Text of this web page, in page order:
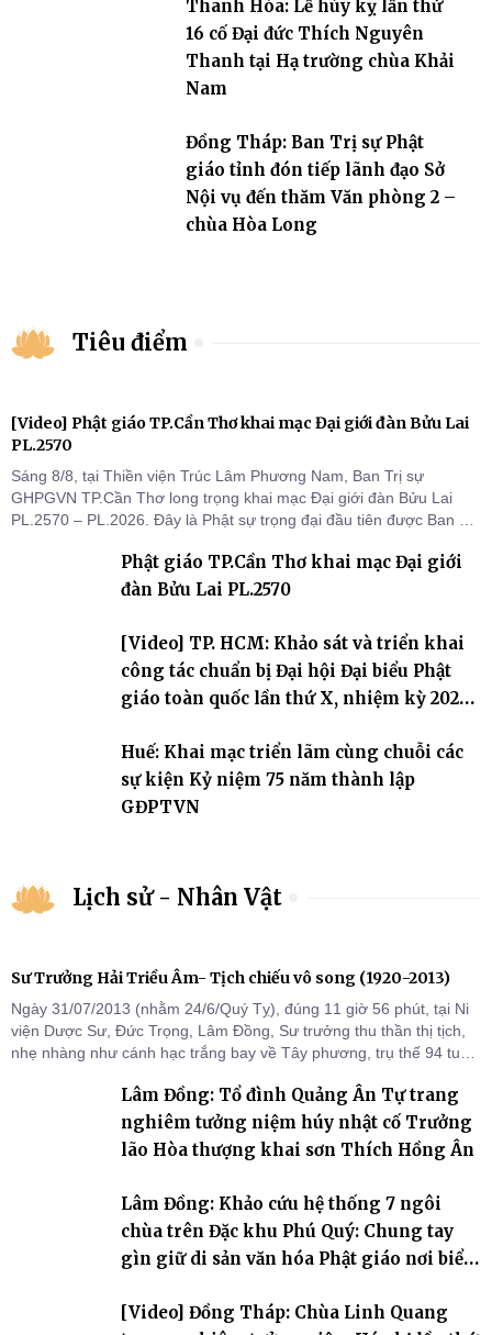
Thanh Hóa: Lễ húy kỵ lần thứ
16 cố Đại đức Thích Nguyên
Thanh tại Hạ trường chùa Khải
Nam
Đồng Tháp: Ban Trị sự Phật
giáo tỉnh đón tiếp lãnh đạo Sở
Nội vụ đến thăm Văn phòng 2 –
chùa Hòa Long
Tiêu điểm
[Video] Phật giáo TP.Cần Thơ khai mạc Đại giới đàn Bửu Lai
PL.2570
Sáng 8/8, tại Thiền viện Trúc Lâm Phương Nam, Ban Trị sự
GHPGVN TP.Cần Thơ long trọng khai mạc Đại giới đàn Bửu Lai
PL.2570 – PL.2026. Đây là Phật sự trọng đại đầu tiên được Ban Trị
thứ I, thể hiện sự quan tâm đối với công tác truyền giới, đào tạo
Tăng tài và tiếp nối mạng mạch Tăng-g
Phật giáo TP.Cần Thơ khai mạc Đại giới
đàn Bửu Lai PL.2570
[Video] TP. HCM: Khảo sát và triển khai
công tác chuẩn bị Đại hội Đại biểu Phật
giáo toàn quốc lần thứ X, nhiệm kỳ 2026-
Huế: Khai mạc triển lãm cùng chuỗi các
sự kiện Kỷ niệm 75 năm thành lập
GĐPTVN
Lịch sử - Nhân Vật
Sư Trưởng Hải Triều Âm- Tịch chiếu vô song (1920-2013)
Ngày 31/07/2013 (nhằm 24/6/Quý Tỵ), đúng 11 giờ 56 phút, tại Ni
viện Dược Sư, Đức Trọng, Lâm Đồng, Sư trưởng thu thần thị tịch,
nhẹ nhàng như cánh hạc trắng bay về Tây phương, trụ thế 94 tuổi
Lâm Đồng: Tổ đình Quảng Ân Tự trang
nghiêm tưởng niệm húy nhật cố Trưởng
lão Hòa thượng khai sơn Thích Hồng Ân
Lâm Đồng: Khảo cứu hệ thống 7 ngôi
chùa trên Đặc khu Phú Quý: Chung tay
gìn giữ di sản văn hóa Phật giáo nơi biển
[Video] Đồng Tháp: Chùa Linh Quang